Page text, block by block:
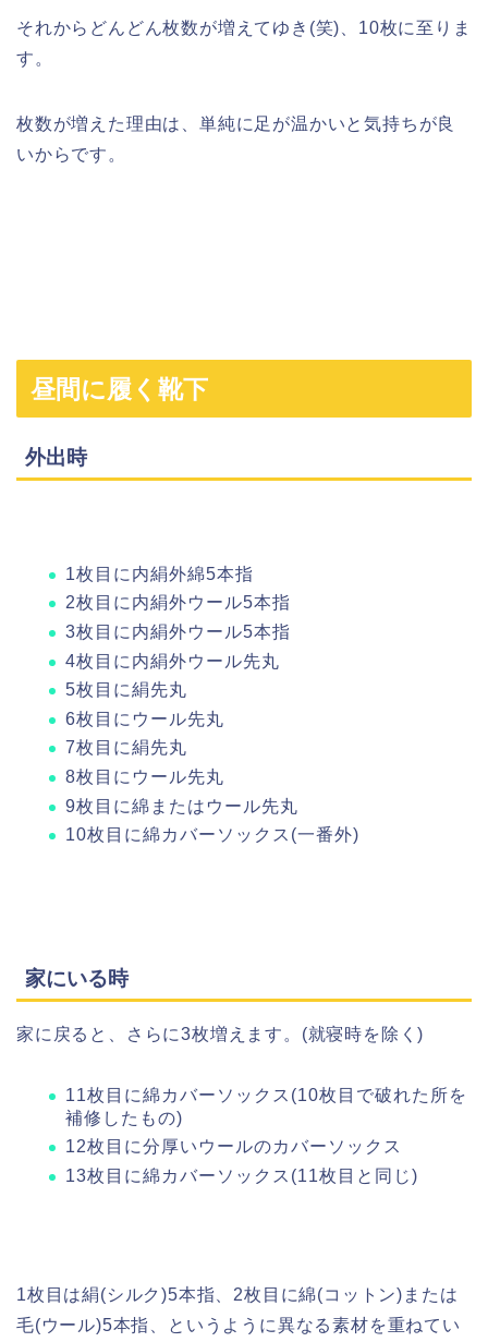
それからどんどん枚数が増えてゆき(笑)、10枚に至りま
す。
枚数が増えた理由は、単純に足が温かいと気持ちが良
いからです。
昼間に履く靴下
外出時
1枚目に内絹外綿5本指
2枚目に内絹外ウール5本指
3枚目に内絹外ウール5本指
4枚目に内絹外ウール先丸
5枚目に絹先丸
6枚目にウール先丸
7枚目に絹先丸
8枚目にウール先丸
9枚目に綿またはウール先丸
10枚目に綿カバーソックス(一番外)
家にいる時
家に戻ると、さらに3枚増えます。(就寝時を除く)
11枚目に綿カバーソックス(10枚目で破れた所を
補修したもの)
12枚目に分厚いウールのカバーソックス
13枚目に綿カバーソックス(11枚目と同じ)
1枚目は絹(シルク)5本指、2枚目に綿(コットン)または
毛(ウール)5本指、というように異なる素材を重ねてい